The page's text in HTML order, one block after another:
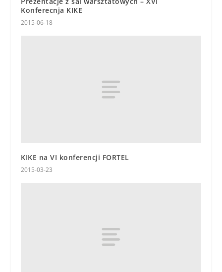
Konferecnja KIKE
2015-06-18
KIKE na VI konferencji FORTEL
2015-03-23